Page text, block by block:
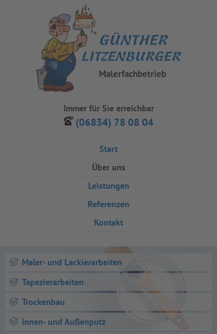
Immer für Sie erreichbar
(06834) 78 08 04
Start
Über uns
Leistungen
Referenzen
Kontakt
Maler- und Lackierarbeiten
Tapezierarbeiten
Trockenbau
Innen- und Außenputz